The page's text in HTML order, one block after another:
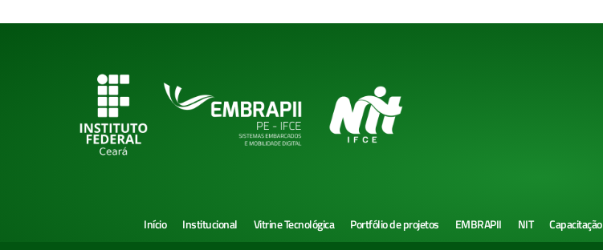
Início Institucional Vitrine Tecnológica Portfólio de projetos EMBRAPII NIT Capacitação